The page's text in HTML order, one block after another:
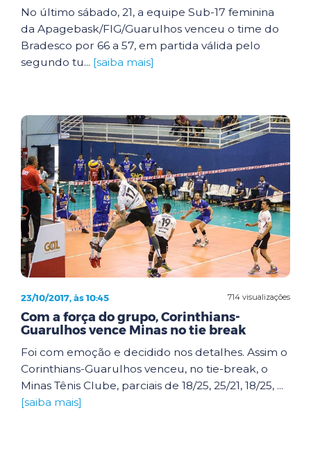
No último sábado, 21, a equipe Sub-17 feminina
da Apagebask/FIG/Guarulhos venceu o time do
Bradesco por 66 a 57, em partida válida pelo
segundo tu... [saiba mais]
714 visualizações
23/10/2017, às 10:45
Com a força do grupo, Corinthians-
Guarulhos vence Minas no tie break
Foi com emoção e decidido nos detalhes. Assim o
Corinthians-Guarulhos venceu, no tie-break, o
Minas Tênis Clube, parciais de 18/25, 25/21, 18/25, ...
[saiba mais]